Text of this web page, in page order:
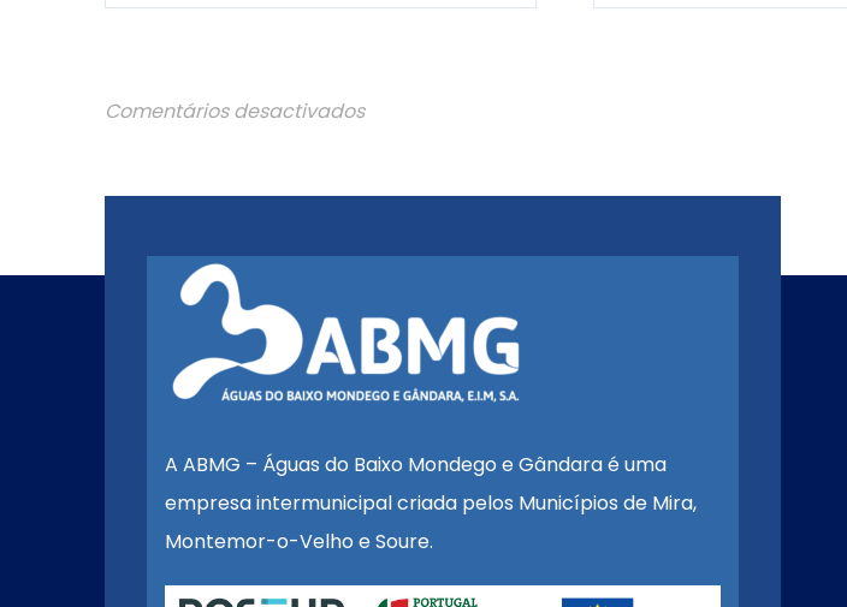
Comentários desactivados
A ABMG – Águas do Baixo Mondego e Gândara é uma
empresa intermunicipal criada pelos Municípios de Mira,
Montemor-o-Velho e Soure.